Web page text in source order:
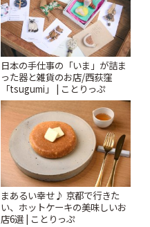
日本の手仕事の「いま」が詰ま
った器と雑貨のお店/西荻窪
「tsugumi」 | ことりっぷ
まあるい幸せ♪ 京都で行きた
い、ホットケーキの美味しいお
店6選 | ことりっぷ